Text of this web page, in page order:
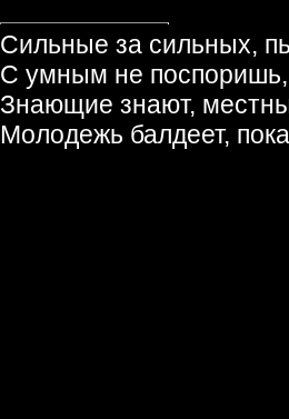
Сильные за сильных,
С умным не поспоришь,
Знающие знают,
Молодежь балдеет,